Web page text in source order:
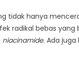
tidak hanya
radikal bebas
niacinamide. Ada